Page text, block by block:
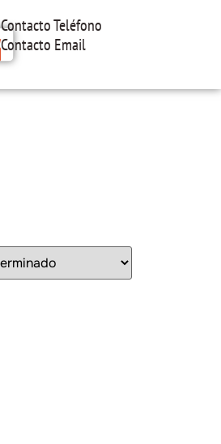
Contacto Teléfono
Contacto Email